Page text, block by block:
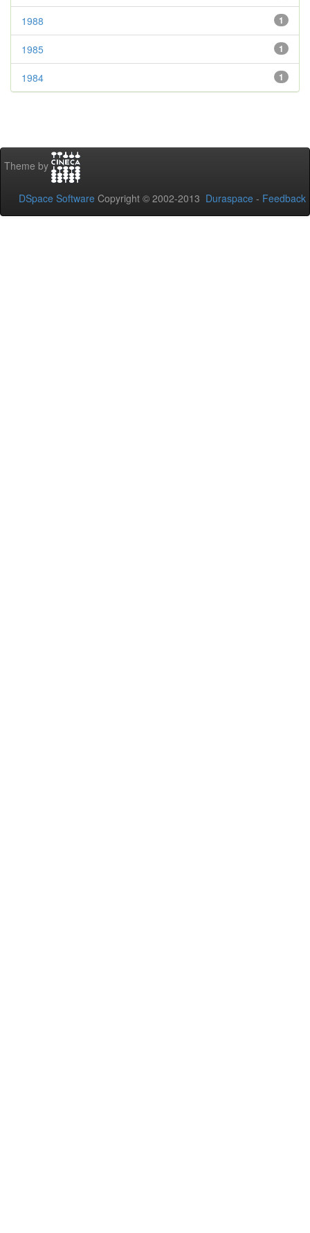
1
1988
1
1985
1
1984
Theme by
DSpace Software Copyright © 2002-2013 Duraspace - Feedback